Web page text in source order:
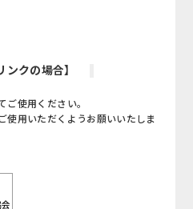
ンクの場合】
ご使用ください。
使用いただくようお願いいたしま